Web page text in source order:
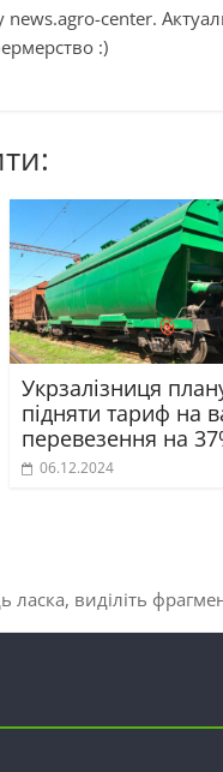
news.agro-center.
:)
Укрзалізниця
підняти тариф на
перевезення на
06.12.2024
виділіть